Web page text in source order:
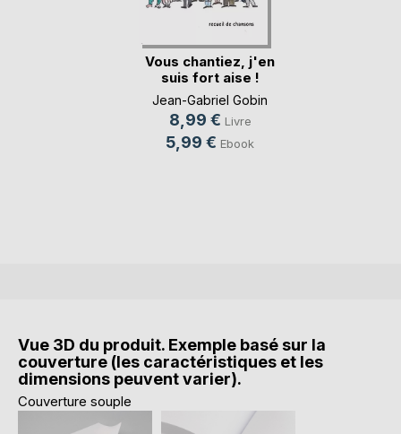
Vous chantiez, j'en
suis fort aise !
Jean-Gabriel Gobin
8,99 € Livre
5,99 € Ebook
Vue 3D du produit. Exemple basé sur la
couverture (les caractéristiques et les
dimensions peuvent varier).
Couverture souple